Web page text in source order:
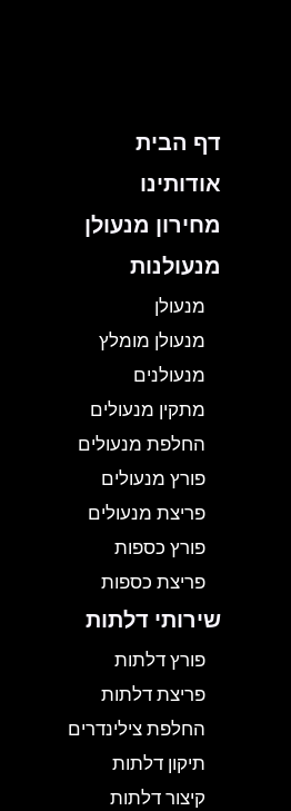
דף הבית
אודותינו
מחירון מנעולן
מנעולנות
מנעולן
מנעולן מומלץ
מנעולנים
מתקין מנעולים
החלפת מנעולים
פורץ מנעולים
פריצת מנעולים
פורץ כספות
פריצת כספות
שירותי דלתות
פורץ דלתות
פריצת דלתות
החלפת צילינדרים
תיקון דלתות
קיצור דלתות